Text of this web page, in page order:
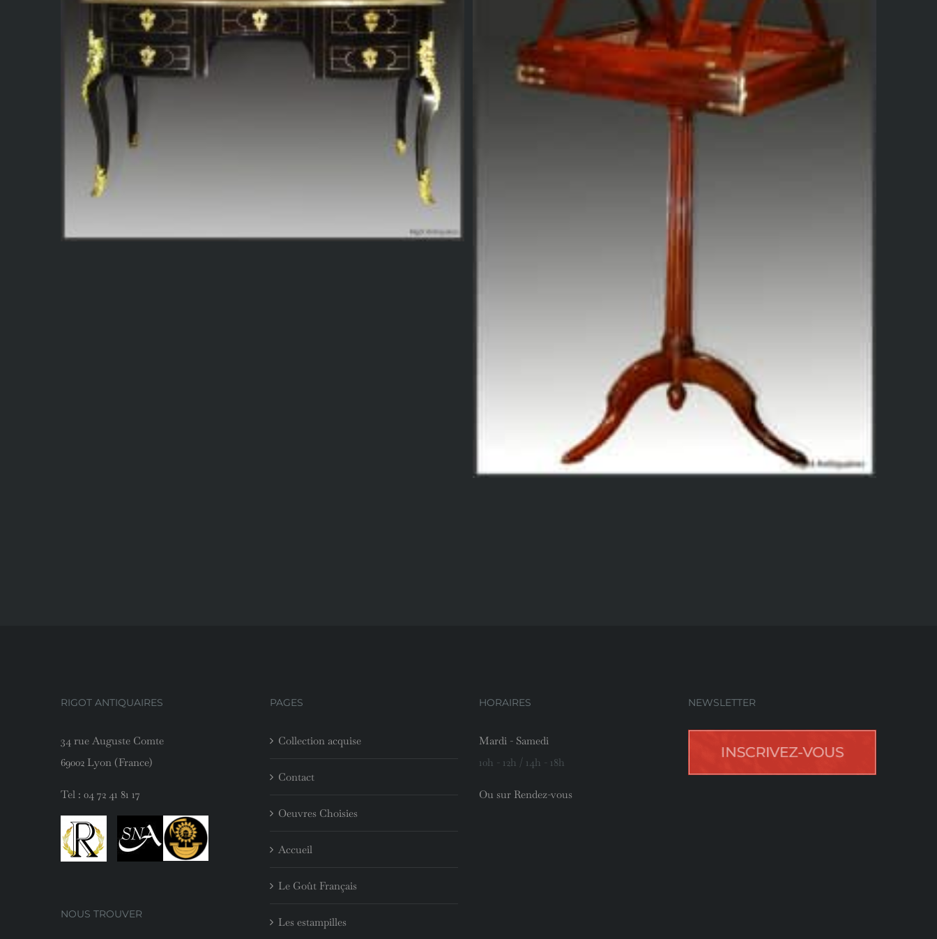
RIGOT ANTIQUAIRES
34 rue Auguste Comte
69002 Lyon (France)
Tel : 04 72 41 81 17
NOUS TROUVER
PAGES
Collection acquise
Contact
Oeuvres Choisies
Accueil
Le Goût Français
Les estampilles
HORAIRES
Mardi - Samedi
10h - 12h / 14h - 18h
Ou sur Rendez-vous
NEWSLETTER